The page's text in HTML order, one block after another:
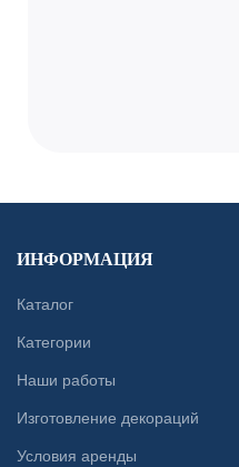
ИНФОРМАЦИЯ
Каталог
Категории
Наши работы
Изготовление декораций
Условия аренды